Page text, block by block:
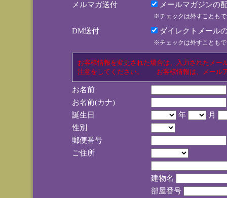
メルマガ送付 メールマガジンの
※チェックは外すことも
DM送付 ダイレクトメール
※チェックは外すことも
お客様情報を変更された場合は、入力されたメ
注意をしてください。 お客様情報は、メール
お名前
お名前(カナ)
誕生日
年
月
性別
郵便番号
ご住所
建物名
部屋番号